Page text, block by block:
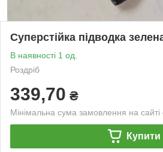
Суперстійка підводка
В наявності 1 од.
Роздріб
339,70 ₴
Мінімальна сума замовлення на
Купити